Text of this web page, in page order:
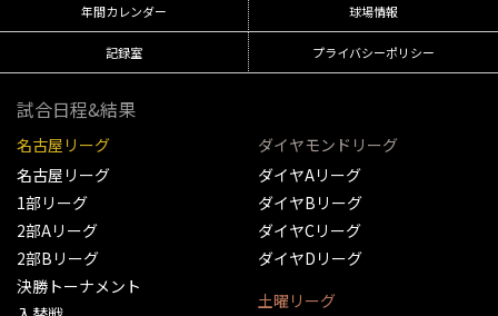
年間カレンダー 球場情報
記録室 プライバシーポリシー
試合日程&結果
名古屋リーグ
名古屋リーグ
1部リーグ
2部Aリーグ
2部Bリーグ
決勝トーナメント
ダイヤモンドリーグ
ダイヤAリーグ
ダイヤBリーグ
ダイヤCリーグ
ダイヤDリーグ
土曜リーグ